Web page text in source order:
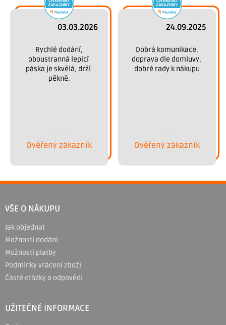
03.03.2026
oboustranná lepící
páska je skvělá, drží
pěkně.
Ověřený zákazník
24.09.2025
doprava dle domluvy,
dobré rady k nákupu
Ověřený zákazník
á
a
VŠE O NÁKUPU
Jak objednat
Možnosti dodání
Možnosti platby
Podmínky vrácení zboží
Časté otázky a odpovědi
UŽITEČNÉ INFORMACE